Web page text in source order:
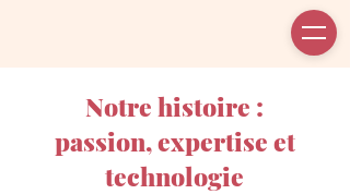
Notre histoire :
passion, expertise et
technologie